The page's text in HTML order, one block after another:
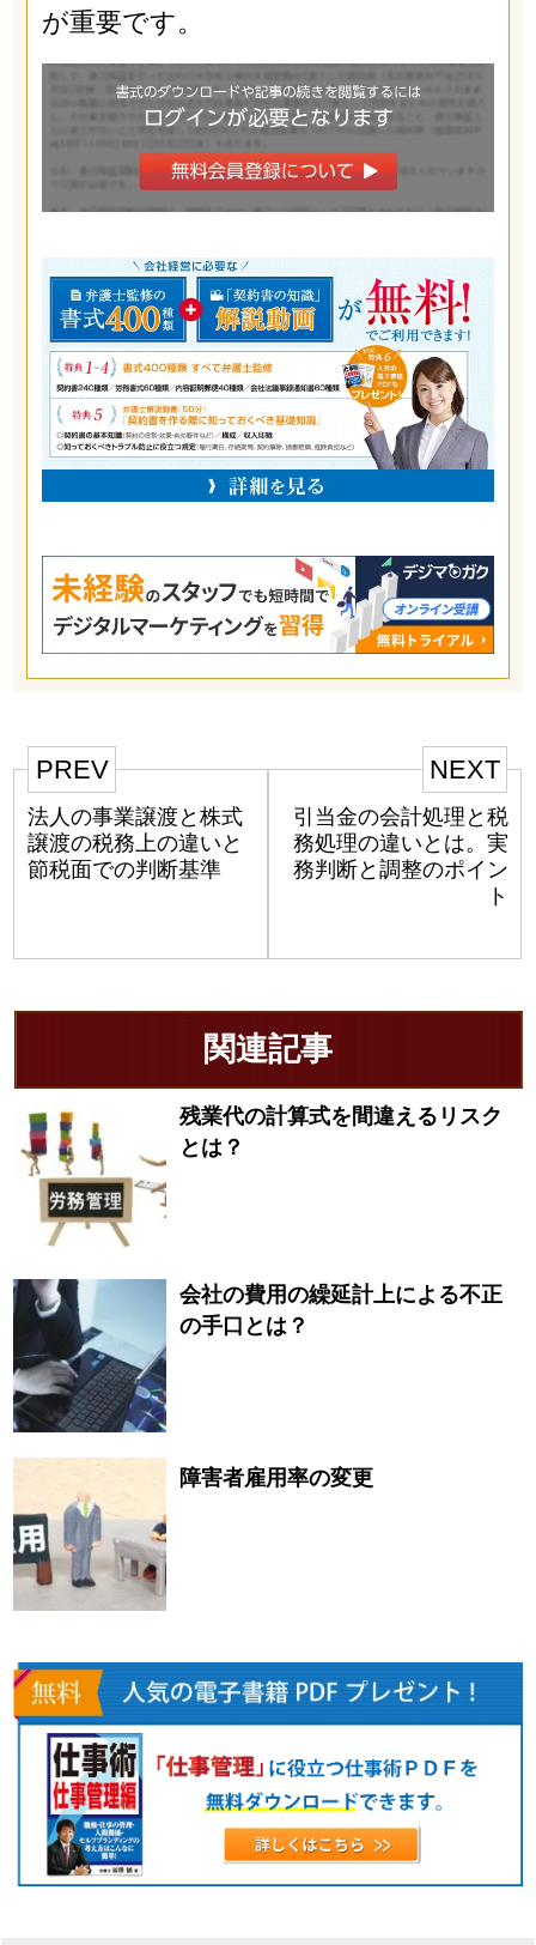
が重要です。
PREV
法人の事業譲渡と株式
譲渡の税務上の違いと
節税面での判断基準
NEXT
引当金の会計処理と税
務処理の違いとは。実
務判断と調整のポイン
ト
関連記事
残業代の計算式を間違えるリスク
とは？
会社の費用の繰延計上による不正
の手口とは？
障害者雇用率の変更